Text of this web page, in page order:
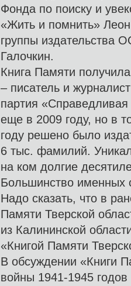
Фонда по поиску и
«Жить и помнить»
группы издательства
Галочкин.
Книга Памяти
– писатель и
партия
еще в 2009 году, но в
году решено было
6 тыс. фамилий.
на ком долгие
Большинство именных
Надо сказать, что в
Памяти Тверской
из Калининской
«Книгой Памяти
В обсуждении «Книги
войны 1941-1945